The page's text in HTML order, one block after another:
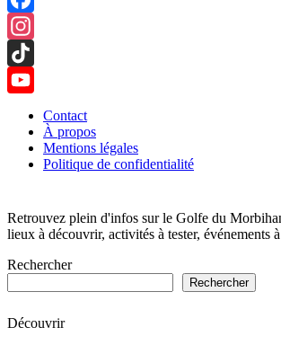
Facebook
Instagram
TikTok
Channel
Contact
À propos
Mentions légales
Politique de confidentialité
Retrouvez plein d'infos sur le Golfe du
lieux à découvrir, activités à tester, événements
Rechercher
Rechercher
Découvrir